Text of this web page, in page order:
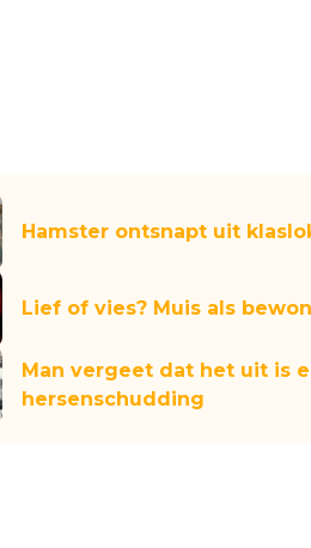
Hamster ontsnapt uit
Lief of vies? Muis als
Man vergeet dat het uit is
hersenschudding